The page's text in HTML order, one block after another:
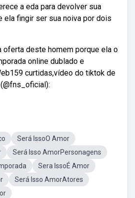
a eda para devolver sua
fingir ser sua noiva por dois
oferta deste homem porque ela o
online dublado e
curtidas,vídeo do tiktok de
Será IssoO Amor
Será Isso AmorPersonagens
Sera IssoÉ Amor
Será Isso AmorAtores